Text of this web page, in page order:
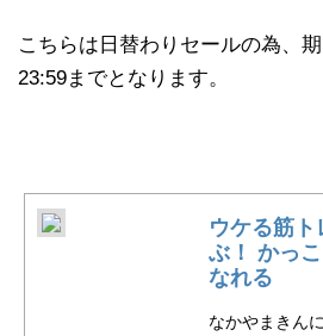
こちらは日替わりセールの為、
23:59までとなります。
ウケる筋ト
ぶ！ かっ
なれる
なかやまきん